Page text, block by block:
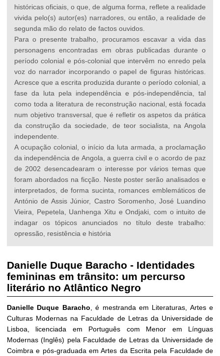
históricas oficiais, o que, de alguma forma, reflete a realidade
vivida pelo(s) autor(es) narradores, ou então, a realidade de
segunda mão do relato de factos ouvidos.
Para o presente trabalho, procuramos escavar a vida das
personagens encontradas em obras publicadas durante o
período colonial e pós-colonial que intervêm no enredo pela
voz do narrador incorporando o papel de figuras históricas.
Acresce que a escrita produzida durante o período colonial, a
fase da luta pela independência e pós-independência, tal
como toda a literatura de reconstrução nacional, está focada
num objetivo transversal, que é refletir os aspetos da prática
da construção da sociedade, de teor socialista, na Angola
independente.
A ocupação colonial, o início da luta armada, a proclamação
da independência de Angola, a guerra civil e o acordo de paz
de 2002 desencadearam o interesse por vários temas que
foram abordados na ficção. Neste poster serão analisados e
interpretados, de forma sucinta, romances emblemáticos de
António de Assis Júnior, Castro Soromenho, José Luandino
Vieira, Pepetela, Uanhenga Xitu e Ondjaki, com o intuito de
indagar os tópicos anunciados no título deste trabalho:
opressão, resistência e história
Danielle Duque Baracho - Identidades
femininas em trânsito: um percurso
literário no Atlântico Negro
Danielle Duque Baracho , é mestranda em Literaturas, Artes e
Culturas Modernas na Faculdade de Letras da Universidade de
Lisboa, licenciada em Português com Menor em Línguas
Modernas (Inglês) pela Faculdade de Letras da Universidade de
Coimbra e pós-graduada em Artes da Escrita pela Faculdade de